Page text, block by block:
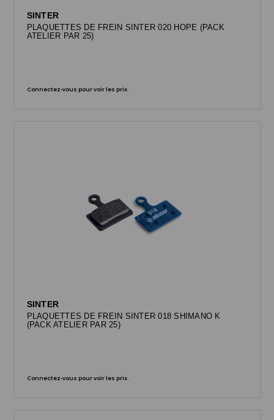
SINTER
PLAQUETTES DE FREIN SINTER 020 HOPE (PACK
ATELIER PAR 25)
Connectez-vous pour voir les prix.
SINTER
PLAQUETTES DE FREIN SINTER 018 SHIMANO K
(PACK ATELIER PAR 25)
Connectez-vous pour voir les prix.